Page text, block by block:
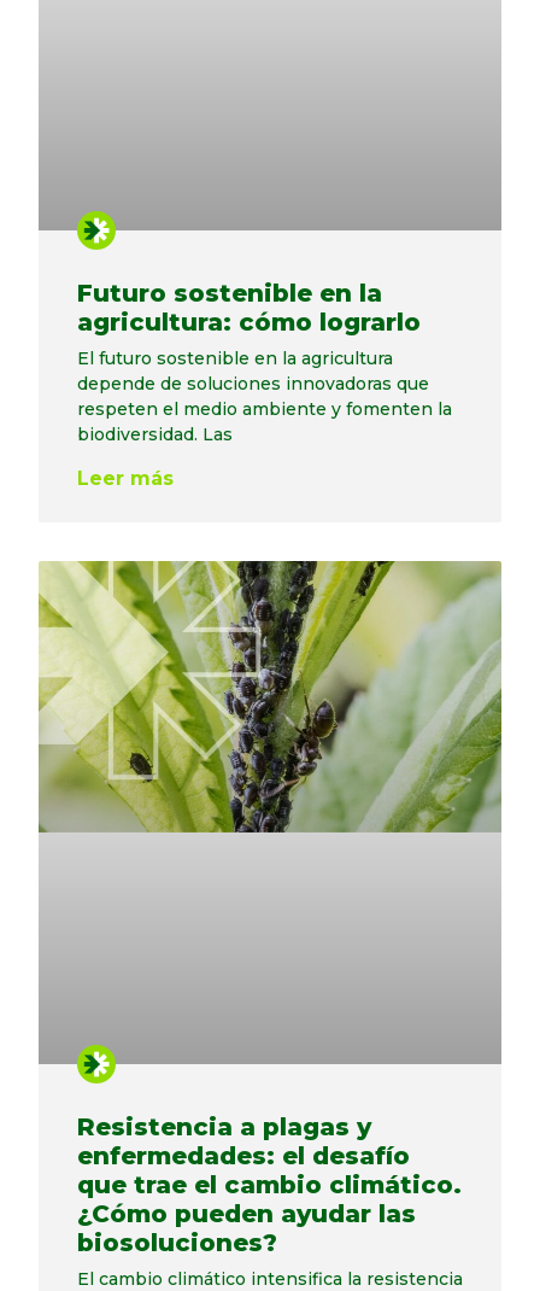
Futuro sostenible en la
agricultura: cómo lograrlo
El futuro sostenible en la agricultura
depende de soluciones innovadoras que
respeten el medio ambiente y fomenten la
biodiversidad. Las
Leer más
Resistencia a plagas y
enfermedades: el desafío
que trae el cambio climático.
¿Cómo pueden ayudar las
biosoluciones?
El cambio climático intensifica la resistencia